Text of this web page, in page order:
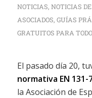
NOTICIAS, NOTICIAS
ASOCIADOS, GUÍAS
GRATUITOS PARA
El pasado día 20,
normativa EN 131-
la Asociación de